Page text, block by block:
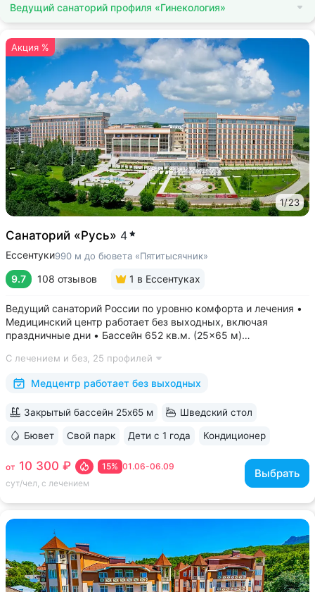
Ведущий санаторий профиля «Гинекология»
Акция %
1/23
Санаторий «Русь» 4
Ессентуки990 м до бювета «Пятитысячник»
9.7 108 отзывов 1 в Ессентуках
Ведущий санаторий России по уровню комфорта и лечения •
Медицинский центр работает без выходных, включая
праздничные дни • Бассейн 652 кв.м. (25×65 м)
Глубина от 30 до 180 см, есть отдельная детская зона. Рядом
расположены закрытая терраса...
С лечением и без, 25 профилей
Медцентр работает без выходных
01.06-06.09
15%
от 10 300 ₽
сут/чел, с лечением
Выбрать
Закрытый бассейн 25х65 м Шведский стол
Бювет Свой парк Дети с 1 года Кондиционер
ещё 6